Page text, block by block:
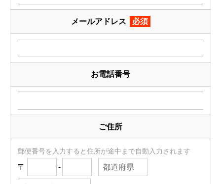
メールアドレス 必須
お電話番号
ご住所
郵便番号を入力すると住所が途中まで自動入力されます
〒 -